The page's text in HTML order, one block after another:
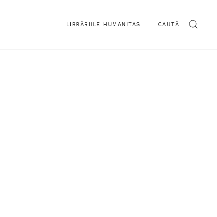
LIBRĂRIILE HUMANITAS CAUTĂ